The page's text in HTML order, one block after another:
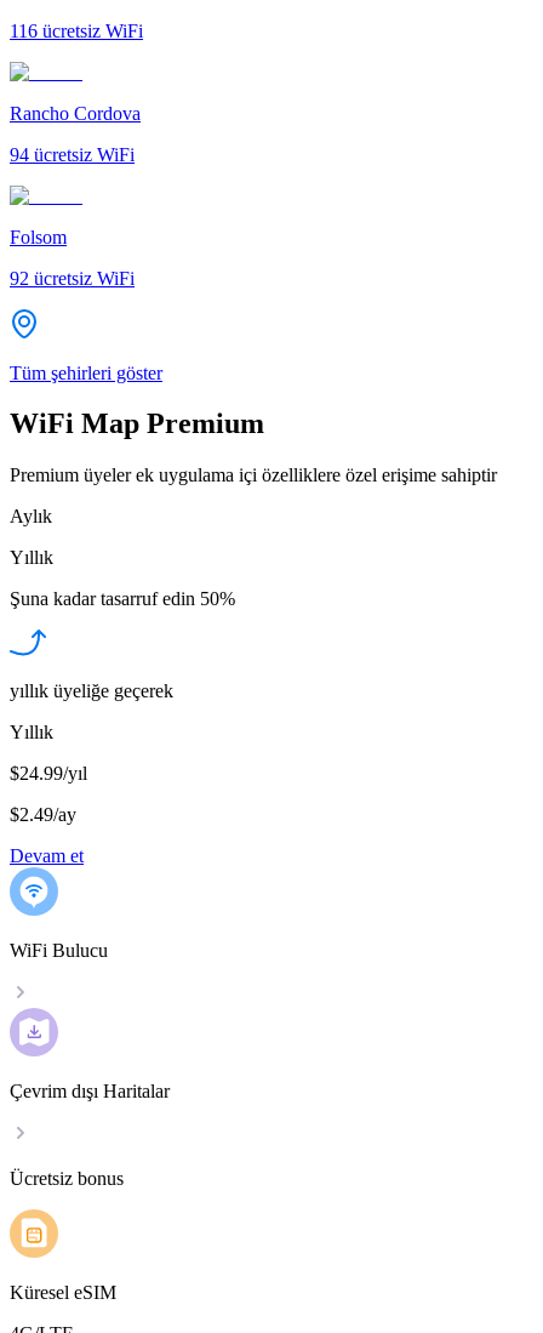
116 ücretsiz WiFi
Rancho Cordova
94 ücretsiz WiFi
Folsom
92 ücretsiz WiFi
Tüm şehirleri göster
WiFi Map Premium
Premium üyeler ek uygulama içi özelliklere özel erişime sahiptir
Aylık
Yıllık
Şuna kadar tasarruf edin 50%
yıllık üyeliğe geçerek
Yıllık
$24.99/yıl
$2.49/ay
Devam et
WiFi Bulucu
Çevrim dışı Haritalar
Ücretsiz bonus
Küresel eSIM